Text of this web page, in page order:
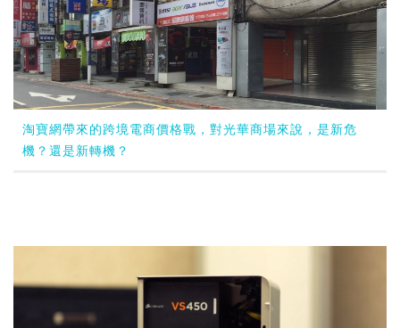
淘寶網帶來的跨境電商價格戰，對光華商場來說，是新危
機？還是新轉機？